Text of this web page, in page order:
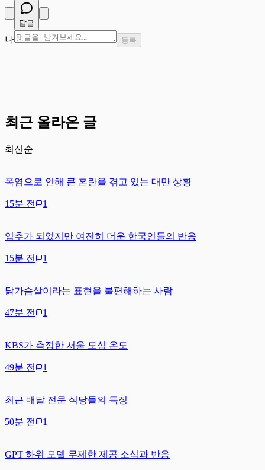
답글
나 등록
최근 올라온 글
최신순
폭염으로 인해 큰 혼란을 겪고 있는 대만 상황
15분 전 1
입추가 되었지만 여전히 더운 한국인들의 반응
15분 전 1
닭가슴살이라는 표현을 불편해하는 사람
47분 전 1
KBS가 측정한 서울 도심 온도
49분 전 1
최근 배달 전문 식당들의 특징
50분 전 1
GPT 하위 모델 무제한 제공 소식과 반응